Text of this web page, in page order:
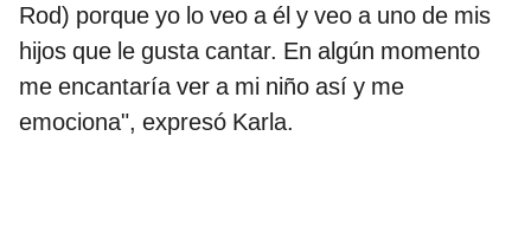
Rod) porque yo lo veo a él y veo a uno de mis
hijos que le gusta cantar. En algún momento
me encantaría ver a mi niño así y me
emociona", expresó Karla.